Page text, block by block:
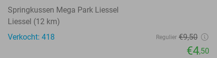
Springkussen Mega Park Liessel
Liessel (12 km)
Verkocht: 418
Regulier €9,50
€4,50